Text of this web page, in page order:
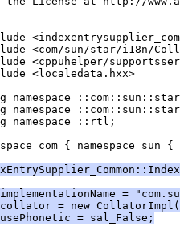
com { namespace sun
=
= new
= sal_False;